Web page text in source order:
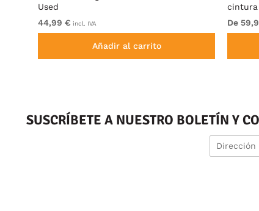
Used
44,99 € incl. IVA
Añadir al carrito
cintura
De
SUSCRÍBETE A NUESTRO BOLETÍN Y